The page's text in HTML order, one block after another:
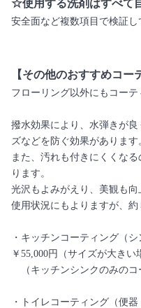
☆使用する洗剤はすべて
安全面など複数項目で検証し
【その他のおすすめコー
フローリング以外にもコー
撥水効果により、水弾きが
ズなどを防ぐ効果があります
また、汚れも付きにくくな
ります。
光沢もよみがえり、美観も向
使用状況にもよりますが、約
・キッチンコーティング（
￥55,000円（サイズが大き
（キッチンシンクのみのコ
・トイレコーティング（便